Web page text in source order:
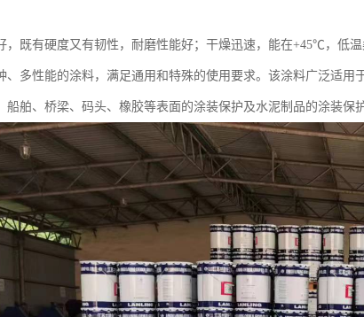
，既有硬度又有韧性，耐磨性能好；干燥迅速，能在+45℃，低
、多性能的涂料，满足通用和特殊的使用要求。该涂料广泛适用
船舶、桥梁、码头、橡胶等表面的涂装保护及水泥制品的涂装保护